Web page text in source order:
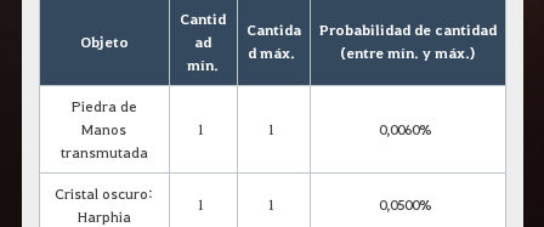
Objeto
Cantid
ad
mín.
Cantida
d máx.
Probabilidad de cantidad
(entre mín. y máx.)
Piedra de
Manos
transmutada
1 1 0,0060%
Cristal oscuro:
Harphia
1 1 0,0500%